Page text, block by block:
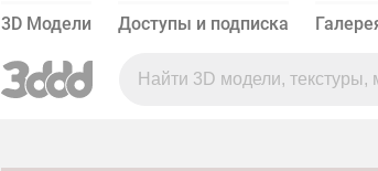
3D Модели Доступы и подписка